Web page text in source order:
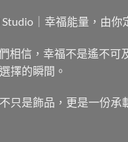
｜幸福能量，由你
相信，幸福不是遙不可
擇的瞬間。
只是飾品，更是一份承